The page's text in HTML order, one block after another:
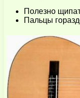
Полезно
Пальцы